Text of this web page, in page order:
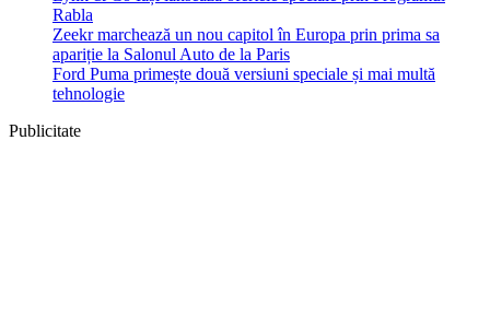
Rabla
Zeekr marchează un nou capitol în Europa prin prima sa
apariție la Salonul Auto de la Paris
Ford Puma primește două versiuni speciale și mai multă
tehnologie
Publicitate